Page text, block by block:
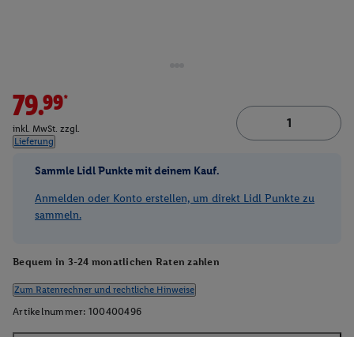
79.99*
inkl. MwSt. zzgl.
Lieferung
Sammle Lidl Punkte mit deinem Kauf.
Anmelden oder Konto erstellen, um direkt Lidl Punkte zu
sammeln.
Bequem in 3-24 monatlichen Raten zahlen
Zum Ratenrechner und rechtliche Hinweise
Artikelnummer: 100400496